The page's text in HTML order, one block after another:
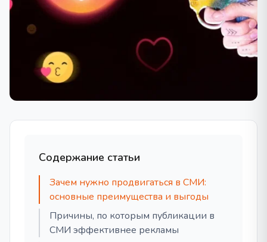
Содержание статьи
Зачем нужно продвигаться в СМИ:
основные преимущества и выгоды
Причины, по которым публикации в
СМИ эффективнее рекламы